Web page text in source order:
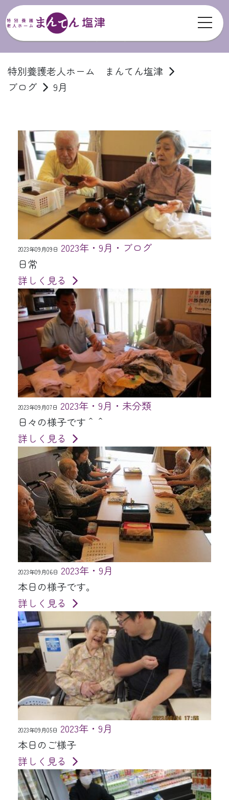
特別養護老人ホーム まんてん塩津
ブログ
9月
2023年09月09日 2023年・9月・ブログ
日常
詳しく見る
2023年09月07日 2023年・9月・未分類
日々の様子です＾＾
詳しく見る
2023年09月06日 2023年・9月
本日の様子です。
詳しく見る
2023年09月05日 2023年・9月
本日のご様子
詳しく見る